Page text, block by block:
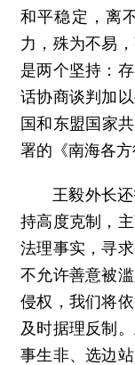
和平稳定，离
力，殊为不易
是两个坚持：
话协商谈判加
国和东盟国家
署的《南海各方
王毅外长
持高度克制，
法理事实，寻
不允许善意被
侵权，我们将
及时据理反制
事生非、选边